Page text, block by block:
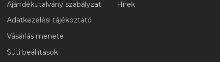
Ajándékutalvány szabályzat
Adatkezelési tájékoztató
Vásárlás menete
Süti beállítások
Hírek